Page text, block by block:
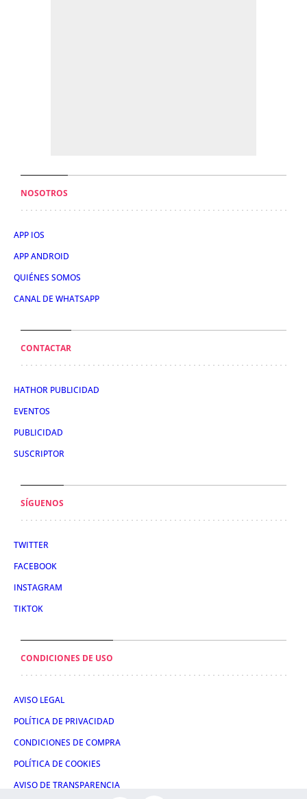
NOSOTROS
APP IOS
APP ANDROID
QUIÉNES SOMOS
CANAL DE WHATSAPP
CONTACTAR
HATHOR PUBLICIDAD
EVENTOS
PUBLICIDAD
SUSCRIPTOR
SÍGUENOS
TWITTER
FACEBOOK
INSTAGRAM
TIKTOK
CONDICIONES DE USO
AVISO LEGAL
POLÍTICA DE PRIVACIDAD
CONDICIONES DE COMPRA
POLÍTICA DE COOKIES
AVISO DE TRANSPARENCIA